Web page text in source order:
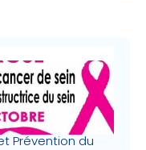
Prévention du